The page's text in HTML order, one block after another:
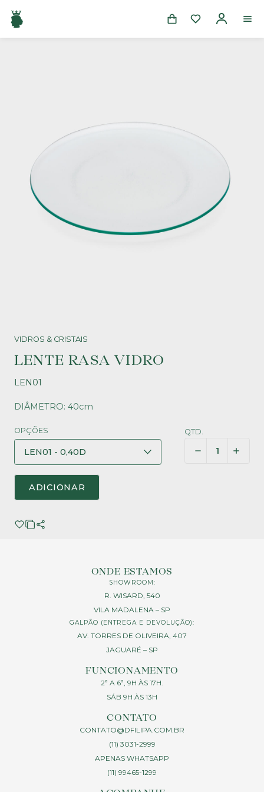
VIDROS & CRISTAIS
LENTE RASA VIDRO
LEN01
DIÂMETRO: 40cm
OPÇÕES QTD.
ADICIONAR
ONDE ESTAMOS
SHOWROOM:
R. WISARD, 540
VILA MADALENA – SP
GALPÃO (ENTREGA E DEVOLUÇÃO):
AV. TORRES DE OLIVEIRA, 407
JAGUARÉ – SP
FUNCIONAMENTO
2ª A 6ª, 9H ÀS 17H.
SÁB 9H ÀS 13H
CONTATO
CONTATO@DFILIPA.COM.BR
(11) 3031-2999
APENAS WHATSAPP
(11) 99465-1299